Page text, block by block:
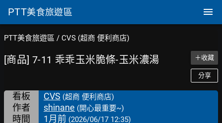
PTT美食旅遊區
PTT美食旅遊區 / CVS (超商 便利商店)
[商品] 7-11 乖乖玉米脆條-玉米濃湯 ＋收藏
分享
看板 CVS (超商 便利商店)
作者 shinane (開心最重要~)
時間 1月前 (2026/06/17 12:35)